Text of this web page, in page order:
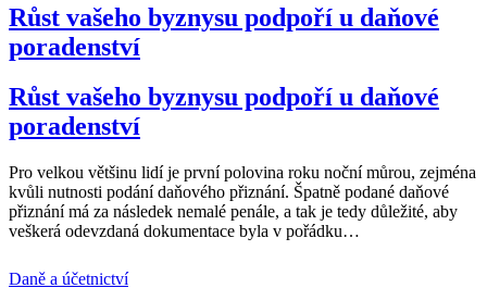
Růst vašeho byznysu podpoří u daňové
poradenství
Růst vašeho byznysu podpoří u daňové
poradenství
Pro velkou většinu lidí je první polovina roku noční můrou, zejména
kvůli nutnosti podání daňového přiznání. Špatně podané daňové
přiznání má za následek nemalé penále, a tak je tedy důležité, aby
veškerá odevzdaná dokumentace byla v pořádku…
Daně a účetnictví